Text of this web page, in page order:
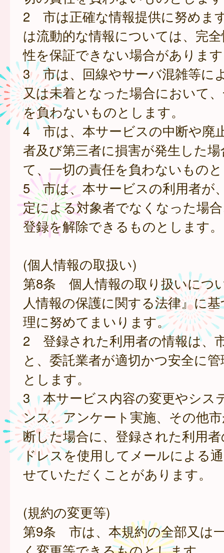
2 市は正確な情報提供に努めま
は流動的な情報については、完
性を保証できない場合がありま
3 市は、回線やサーバ混雑等に
又は未着となった場合において
を負わないものとします。
4 市は、本サービスの中断や廃
者及び第三者に損害が発生した
て、一切の責任を負わないもの
5 市は、本サービスの利用者が
定による対象者でなくなった場
登録を解除できるものとします。
(個人情報の取扱い)
第8条 個人情報の取り扱いにつ
人情報の保護に関する法律』に
理に努めてまいります。
2 登録された利用者の情報は、
と、委託業者が適切かつ安全に
とします。
3 本サービス内容の変更やシス
ンス、アンケート実施、その他
断した場合に、登録された利用
ドレスを使用してメールによる
せていただくことがあります。
(規約の変更等)
第9条 市は、本規約の全部又は